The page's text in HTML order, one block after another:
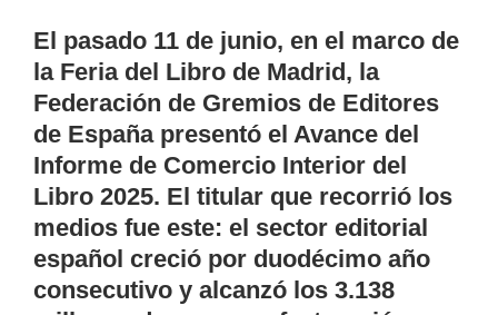
El pasado 11 de junio, en el marco de
la Feria del Libro de Madrid, la
Federación de Gremios de Editores
de España presentó el Avance del
Informe de Comercio Interior del
Libro 2025. El titular que recorrió los
medios fue este: el sector editorial
español creció por duodécimo año
consecutivo y alcanzó los 3.138